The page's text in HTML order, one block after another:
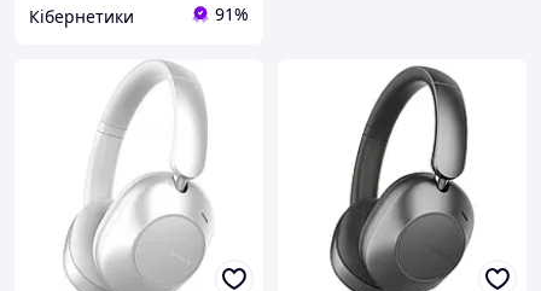
Кібернетики 91%